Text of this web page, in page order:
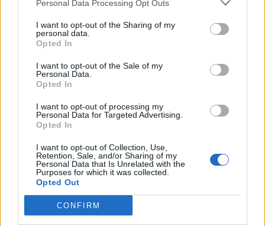
Personal Data Processing Opt Outs
I want to opt-out of the Sharing of my
personal data.
Opted In
I want to opt-out of the Sale of my
Personal Data.
Opted In
I want to opt-out of processing my
Personal Data for Targeted Advertising.
Opted In
I want to opt-out of Collection, Use,
Retention, Sale, and/or Sharing of my
Personal Data that Is Unrelated with the
Purposes for which it was collected.
Opted Out
CONFIRM
RELATED ARTICLES
Comisia Europeană, după ororile
comise de PSD-AUR: ”Vom analiza
Există riscul unor consecințe
financiare”
Sabotaj grav al PNRR, de către
tabăra anti-europeană PSD-AUR:
pierdem 5 miliarde de euro și nu
convingătoare ale ministrului
Pîslaru